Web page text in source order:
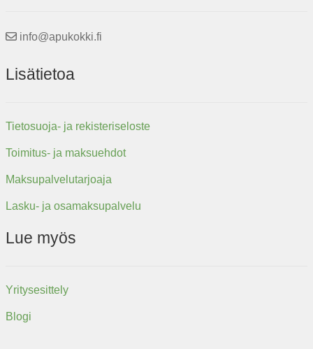
info@apukokki.fi
Lisätietoa
Tietosuoja- ja rekisteriseloste
Toimitus- ja maksuehdot
Maksupalvelutarjoaja
Lasku- ja osamaksupalvelu
Lue myös
Yritysesittely
Blogi